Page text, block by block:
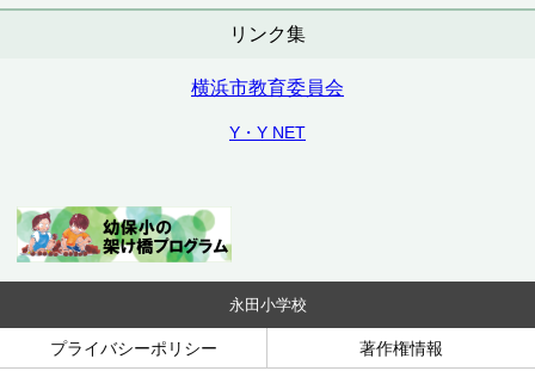
リンク集
横浜市教育委員会
Y・Y NET
永田小学校
プライバシーポリシー 著作権情報